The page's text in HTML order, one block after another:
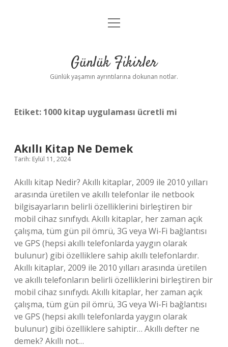
Anasayfa
Yasal Uyarı
menüyü
Günlük Fikirler
Günlük yaşamın ayrıntılarına dokunan notlar.
Etiket: 1000 kitap uygulaması ücretli mi
Akıllı Kitap Ne Demek
Tarih: Eylül 11, 2024
Akıllı kitap Nedir? Akıllı kitaplar, 2009 ile 2010 yılları
arasında üretilen ve akıllı telefonlar ile netbook
bilgisayarların belirli özelliklerini birleştiren bir
mobil cihaz sınıfıydı. Akıllı kitaplar, her zaman açık
çalışma, tüm gün pil ömrü, 3G veya Wi-Fi bağlantısı
ve GPS (hepsi akıllı telefonlarda yaygın olarak
bulunur) gibi özelliklere sahip akıllı telefonlardır.
Akıllı kitaplar, 2009 ile 2010 yılları arasında üretilen
ve akıllı telefonların belirli özelliklerini birleştiren bir
mobil cihaz sınıfıydı. Akıllı kitaplar, her zaman açık
çalışma, tüm gün pil ömrü, 3G veya Wi-Fi bağlantısı
ve GPS (hepsi akıllı telefonlarda yaygın olarak
bulunur) gibi özelliklere sahiptir… Akıllı defter ne
demek? Akıllı not…